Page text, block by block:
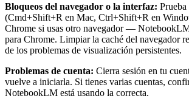
Bloqueos del navegador o la interfaz: Prueba
(Cmd+Shift+R en Mac, Ctrl+Shift+R en
Chrome si usas otro navegador —
para Chrome. Limpiar la caché del navegador
de los problemas de visualización persistentes.
Problemas de cuenta: Cierra sesión en tu
vuelve a iniciarla. Si tienes varias cuentas,
NotebookLM está usando la correcta.